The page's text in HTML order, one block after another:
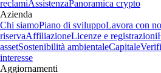
reclamiAssistenzaPanoramica crypto
Azienda
Chi siamoPiano di sviluppoLavora con
riservaAffiliazioneLicenze e registrazioni
assetSostenibilità ambientaleCapitale
interesse
Aggiornamenti